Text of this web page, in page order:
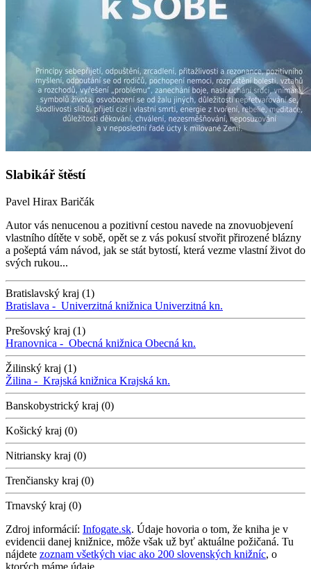
Slabikář štěstí
Pavel Hirax Baričák
Autor vás nenucenou a pozitivní cestou navede na znovuobjevení
vlastního dítěte v sobě, opět se z vás pokusí stvořit přirozené blázny
a pošeptá vám návod, jak se stát bytostí, která vezme vlastní život do
svých rukou...
Bratislavský kraj (1)
Bratislava - Univerzitná knižnica Univerzitná kn.
Prešovský kraj (1)
Hranovnica - Obecná knižnica Obecná kn.
Žilinský kraj (1)
Žilina - Krajská knižnica Krajská kn.
Banskobystrický kraj (0)
Košický kraj (0)
Nitriansky kraj (0)
Trenčiansky kraj (0)
Trnavský kraj (0)
Zdroj informácií: Infogate.sk. Údaje hovoria o tom, že kniha je v
evidencii danej knižnice, môže však už byť aktuálne požičaná. Tu
nájdete zoznam všetkých viac ako 200 slovenských knižníc, o
ktorých máme údaje.